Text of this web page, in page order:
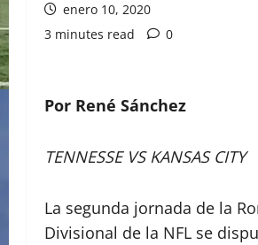
enero 10, 2020
3 minutes read
0
Por René Sánchez
TENNESSE VS KANSAS CITY
La segunda jornada de la
Divisional de la NFL se